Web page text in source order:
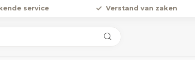
service Verstand van zaken